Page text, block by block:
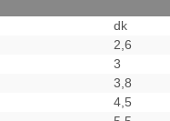
dk
2,6
3
3,8
4,5